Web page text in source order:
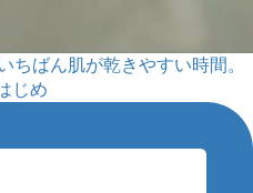
ちばん肌が乾きやすい時間。
じめ